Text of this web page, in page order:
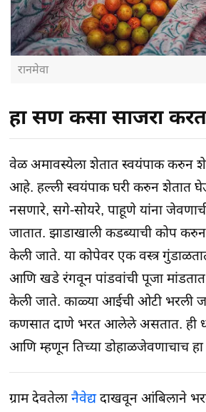
रानमेवा
हा सण कसा साजरा
वेळ अमावस्येला शेतात स्वयंपाक करुन
आहे. हल्ली स्वयंपाक घरी करुन शेतात
नसणारे, सगे-सोयरे, पाहूणे यांना
जातात. झाडाखाली कडब्याची कोप करुन
केली जाते. या कोपेवर एक वस्त्र
आणि खडे रंगवून पांडवांची पूजा
केली जाते. काळ्या आईची ओटी भरली
कणसात दाणे भरत आलेले असतात. ही
आणि म्हणून तिच्या डोहाळजेवणाचाच हा
ग्राम देवतेलानैवेद्यदाखवून आंबिलाने